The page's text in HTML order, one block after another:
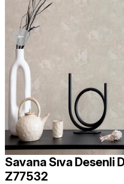
Savana Sıva Desenli
Z77532